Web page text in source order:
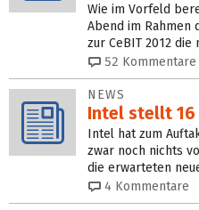
Wie im Vorfeld
Abend im
zur CeBIT 2012 die
52 Kommentare
NEWS
Intel stellt 16
Intel hat zum
zwar noch nichts
die erwarteten
4 Kommentare